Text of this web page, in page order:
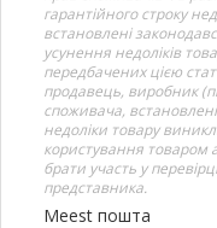
гарантійного строку
встановлені
усунення недоліків
передбачених цією
продавець, виробник
споживача,
недоліки товару
користування товаром
брати участь у
представника.
Meest пошта